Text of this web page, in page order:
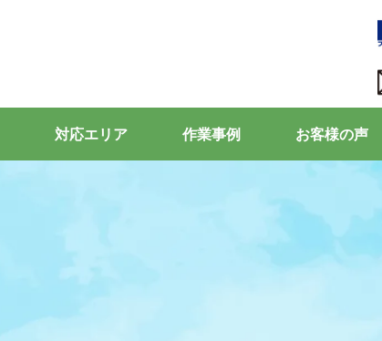
対応エリア 作業事例 お客様の声